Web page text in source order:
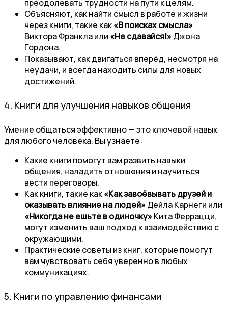
преодолевать трудности на пути к целям.
Объясняют, как найти смысл в работе и жизни
через книги, такие как«В поисках смысла»
Виктора Франкла или «Не сдавайся!»Джона
Гордона.
Показывают, как двигаться вперёд, несмотря на
неудачи, и всегда находить силы для новых
достижений.
4. Книги для улучшения навыков общения
Умение общаться эффективно — это ключевой навык
для любого человека. Вы узнаете:
Какие книги помогут вам развить навыки
общения, наладить отношения и научиться
вести переговоры.
Как книги, такие как«Как завоёвывать друзей и
оказывать влияние на людей»Дейла Карнеги или
«Никогда не ешьте в одиночку»Кита Феррацци,
могут изменить ваш подход к взаимодействию с
окружающими.
Практические советы из книг, которые помогут
вам чувствовать себя уверенно в любых
коммуникациях.
5. Книги по управлению финансами